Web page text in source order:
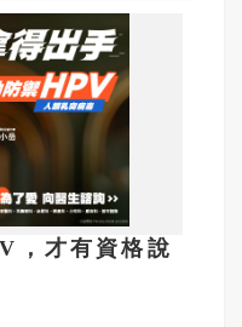
，才有資格說